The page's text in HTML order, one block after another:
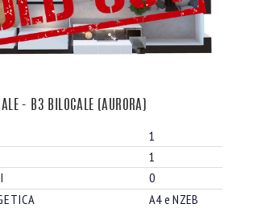
- B3 BILOCALE (AURORA)
1
1
0
A4 e NZEB